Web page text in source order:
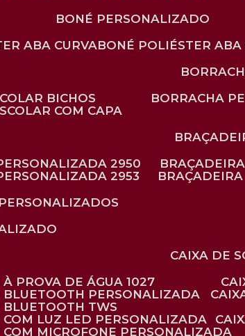
BONÉ PERSONALIZADO
ABA CURVA
BONÉ POLIÉSTER
BICHOS
BORRACHA
COM CAPA
2950
2953
CAIXA DE
À PROVA DE ÁGUA 1027
BLUETOOTH PERSONALIZADA
BLUETOOTH TWS
COM LUZ LED PERSONALIZADA
COM MICROFONE PERSONALIZADA